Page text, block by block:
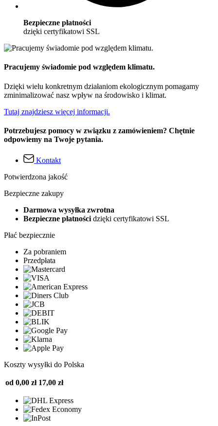
Bezpieczne płatności
dzięki certyfikatowi SSL
Pracujemy świadomie pod względem klimatu.
Dzięki wielu konkretnym działaniom ekologicznym pomagamy
zminimalizować nasz wpływ na środowisko i klimat.
Tutaj znajdziesz więcej informacji.
Potrzebujesz pomocy w związku z zamówieniem? Chętnie
odpowiemy na Twoje pytania.
Kontakt
Potwierdzona jakość
Bezpieczne zakupy
Darmowa wysyłka zwrotna
Bezpieczne płatności dzięki certyfikatowi SSL
Płać bezpiecznie
Za pobraniem
Przedpłata
Koszty wysyłki do Polska
od 0,00 zł 17,00 zł